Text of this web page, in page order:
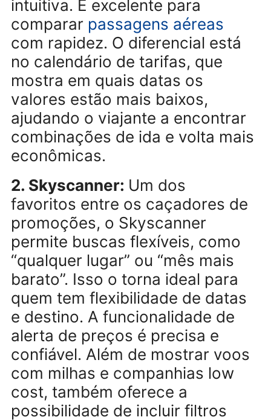
Google Flights é totalmente
responsivo e pode ser
como app em celulares. Ele
permite criar alertas de voos,
visualizar gráficos de preços e
explorar destinos de forma
intuitiva. É excelente para
compararpassagens aéreas
com rapidez. O diferencial está
no calendário de tarifas, que
mostra em quais datas os
valores estão mais baixos,
ajudando o viajante a
combinações de ida e volta
econômicas.
2. Skyscanner:Um dos
favoritos entre os caçadores
promoções, o Skyscanner
permite buscas flexíveis, como